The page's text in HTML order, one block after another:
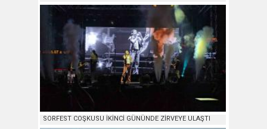
SORFEST COŞKUSU İKİNCİ GÜNÜNDE ZİRVEYE ULAŞTI